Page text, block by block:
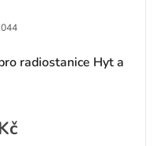
radiostanice Hyt a